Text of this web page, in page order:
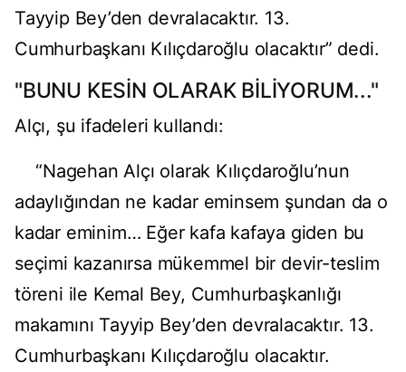
Tayyip Bey’den devralacaktır. 13.
Cumhurbaşkanı Kılıçdaroğlu olacaktır” dedi.
"BUNU KESİN OLARAK BİLİYORUM..."
Alçı, şu ifadeleri kullandı:
“Nagehan Alçı olarak Kılıçdaroğlu’nun
adaylığından ne kadar eminsem şundan da o
kadar eminim… Eğer kafa kafaya giden bu
seçimi kazanırsa mükemmel bir devir-teslim
töreni ile Kemal Bey, Cumhurbaşkanlığı
makamını Tayyip Bey’den devralacaktır. 13.
Cumhurbaşkanı Kılıçdaroğlu olacaktır.